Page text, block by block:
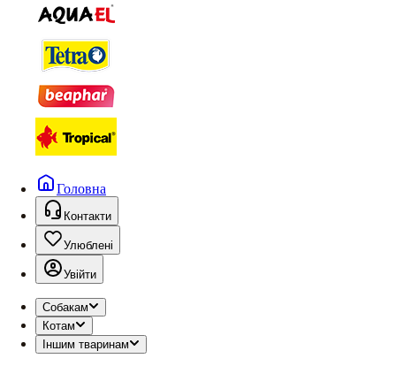
Головна
Контакти
Улюблені
Увійти
Собакам
Котам
Іншим тваринам